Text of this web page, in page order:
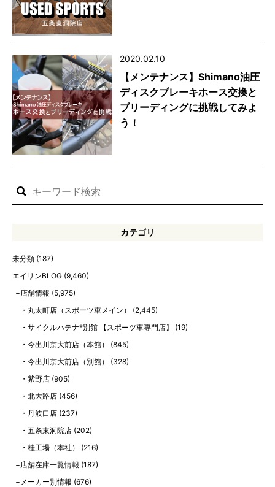
2020.02.10
【メンテナンス】Shimano油圧
ディスクブレーキホース交換と
ブリーディングに挑戦してみよ
う！
カテゴリ
未分類 (187)
エイリンBLOG (9,460)
店舗情報 (5,975)
丸太町店（スポーツ車メイン）
(2,445)
サイクルハテナ*別館 【スポーツ車専門店】
(19)
今出川京大前店（本館）
(845)
今出川京大前店（別館）
(328)
紫野店 (905)
北大路店 (456)
丹波口店 (237)
五条東洞院店 (202)
桂工場（本社）
(216)
店舗在庫一覧情報 (187)
メーカー別情報 (676)